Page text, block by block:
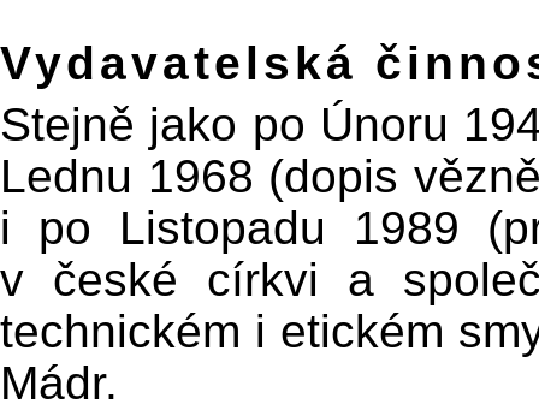
Vydavatelská
Stejně jako po Únoru
Lednu 1968 (dopis
i po Listopadu 1989
v české církvi a
technickém i etickém
Mádr.